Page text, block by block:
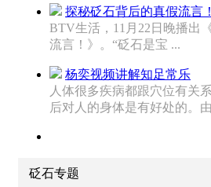
探秘砭石背后的真假流言！
BTV生活，11月22日晚播出
流言！》。“砭石是宝 ...
杨奕视频讲解知足常乐
人体很多疾病都跟穴位有关
后对人的身体是有好处的。
砭石专题